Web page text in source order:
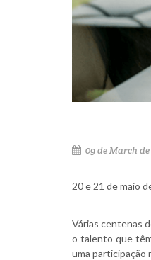
09 de March de
20 e 21 de maio
Várias centenas
o talento que
uma participação